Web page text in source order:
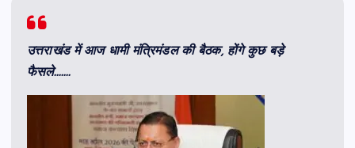
उत्तराखंड में आज धामी मंत्रिमंडल की बैठक, होंगे कुछ बड़े
फैसले…….